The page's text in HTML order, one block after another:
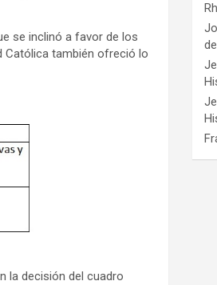
se inclinó a favor de los
Católica también ofreció lo
la decisión del cuadro